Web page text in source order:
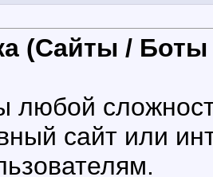
(Сайты /
любой
сайт или